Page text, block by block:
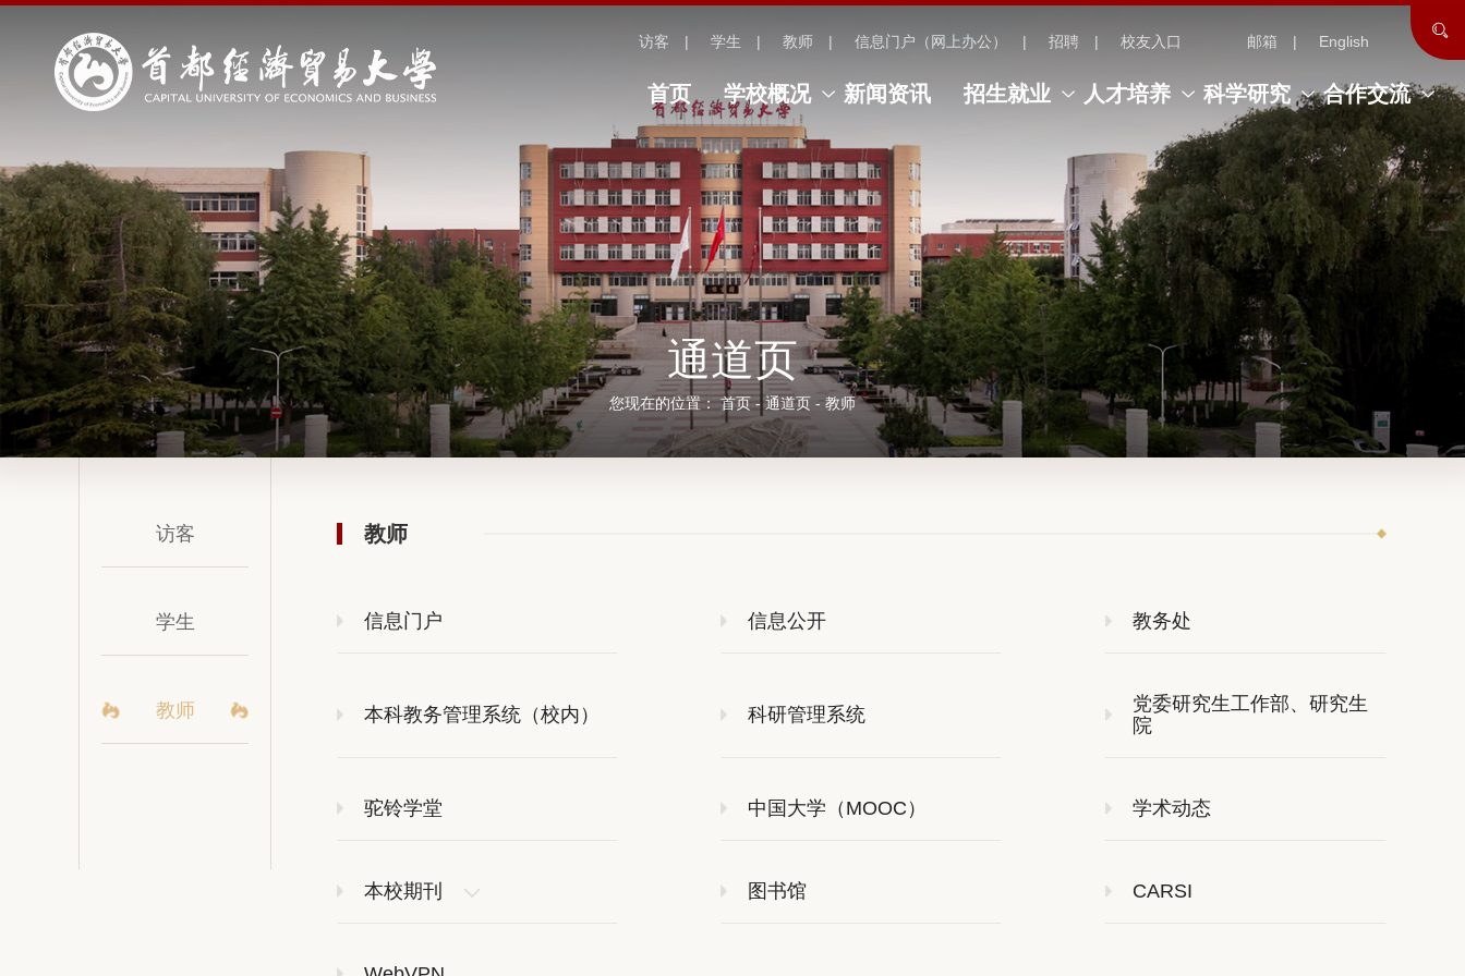
访客 学生 教师 信息门户（网上办公） 招聘 校友入口 邮箱 English
首页 学校概况 新闻资讯 招生就业 人才培养 科学研究 合作交流
通道页
您现在的位置：首页-通道页 - 教师
访客
学生
教师
教师
信息门户 信息公开 教务处
本科教务管理系统（校内） 科研管理系统
党委研究生工作部、研究生
院
驼铃学堂 中国大学（MOOC） 学术动态
本校期刊 图书馆 CARSI